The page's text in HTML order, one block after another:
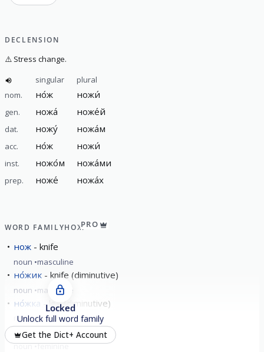
DECLENSION
⚠️ Stress change.
singular
plural
nom.
но́ж ножи́
gen. ножа́ ноже́й
dat. ножу́ ножа́м
acc. но́ж ножи́
inst. ножо́м ножа́ми
prep. ноже́ ножа́х
WORD FAMILYНОЖPRO
нож knife
noun masculine
но́жик knife (diminutive)
noun masculine
но́жка leg (diminutive)
noun feminine
ножо́вка hack-saw
noun feminine
Locked
Unlock full word family
Get the Dict+ Account